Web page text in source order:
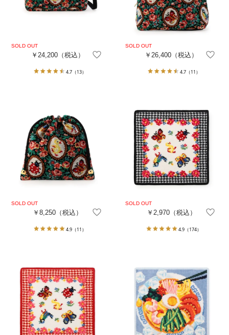
￥24,200（税込）
4.7（13）
￥26,400 （税込）
4.7（11）
￥8,250 （税込）
4.9（11）
￥2,970（税込）
4.9（174）